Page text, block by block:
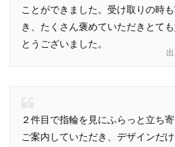
ことができました。受け取りの時
き、たくさん褒めていただきとて
とうございました。
２件目で指輪を見にふらっと立ち
ご案内していただき、デザインだ